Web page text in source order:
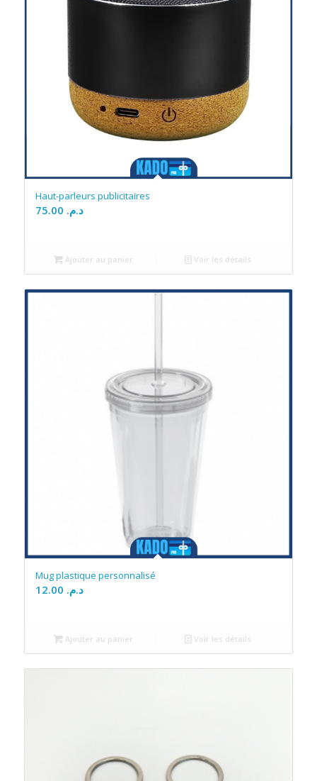
Haut-parleurs publicitaires
د.م.
Ajouter au panier Voir les détails
Mug plastique personnalisé
د.م.
Ajouter au panier Voir les détails